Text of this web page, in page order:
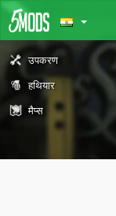
उपकरण
हथियार
मैप्स